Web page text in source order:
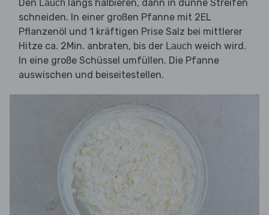
Den Lauch längs halbieren, dann in dünne Streifen
schneiden. In einer großen Pfanne mit 2EL
Pflanzenöl und 1 kräftigen Prise Salz bei mittlerer
Hitze ca. 2Min. anbraten, bis der Lauch weich wird.
In eine große Schüssel umfüllen. Die Pfanne
auswischen und beiseitestellen.